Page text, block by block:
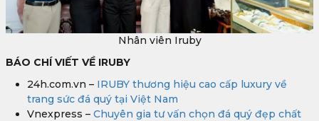
Nhân viên Iruby
BÁO CHÍ VIẾT VỀ IRUBY
24h.com.vn – IRUBY thương hiệu cao cấp luxury về
trang sức đá quý tại Việt Nam
Vnexpress – Chuyên gia tư vấn chọn đá quý đẹp chất